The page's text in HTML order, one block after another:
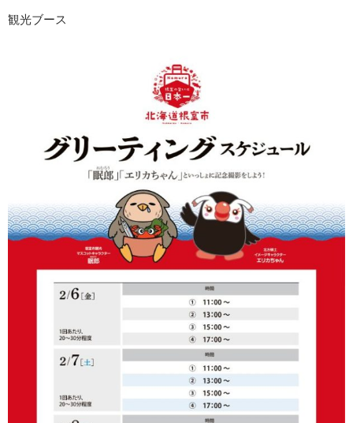
観光ブース